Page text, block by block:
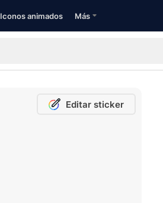
Iconos animados Más
Editar sticker